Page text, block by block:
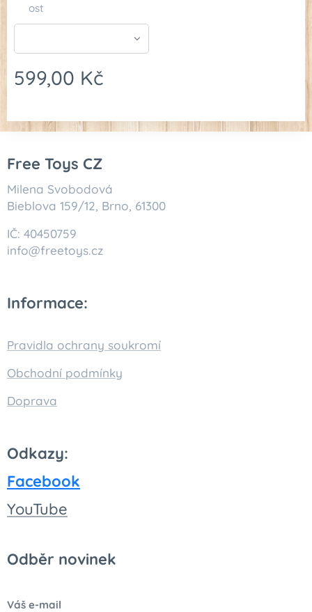
ost
599,00 Kč
Free Toys CZ
Milena Svobodová
Bieblova 159/12, Brno, 61300
IČ: 40450759
info@freetoys.cz
Informace:
Pravidla ochrany soukromí
Obchodní podmínky
Doprava
Odkazy:
Facebook
YouTube
Odběr novinek
Váš e-mail